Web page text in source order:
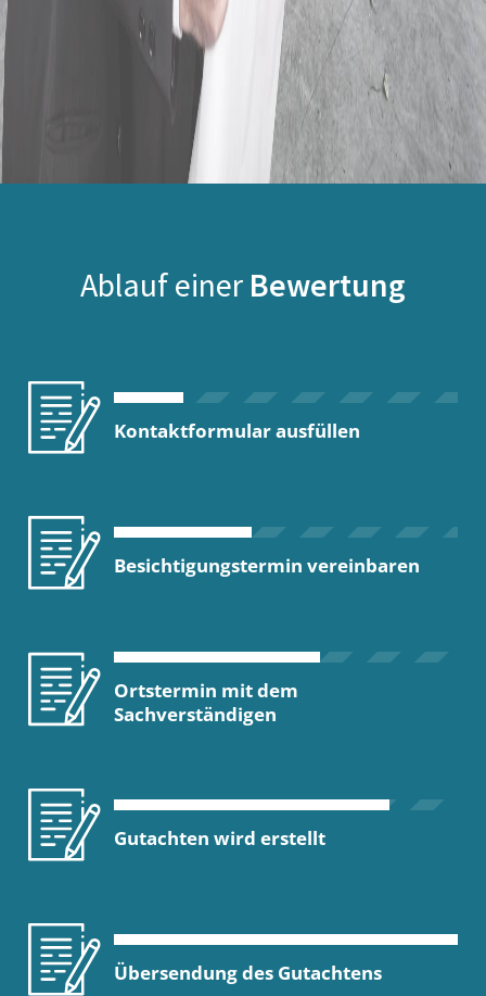
Ablauf einer Bewertung
Kontaktformular ausfüllen
Besichtigungstermin vereinbaren
Ortstermin mit dem
Sachverständigen
Gutachten wird erstellt
Übersendung des Gutachtens